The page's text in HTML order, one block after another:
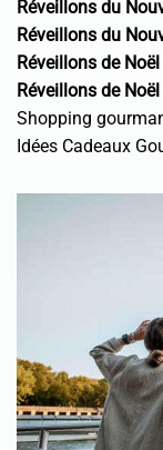
Réveillons du
Réveillons du
Réveillons de
Réveillons de
Shopping
Idées Cadeaux